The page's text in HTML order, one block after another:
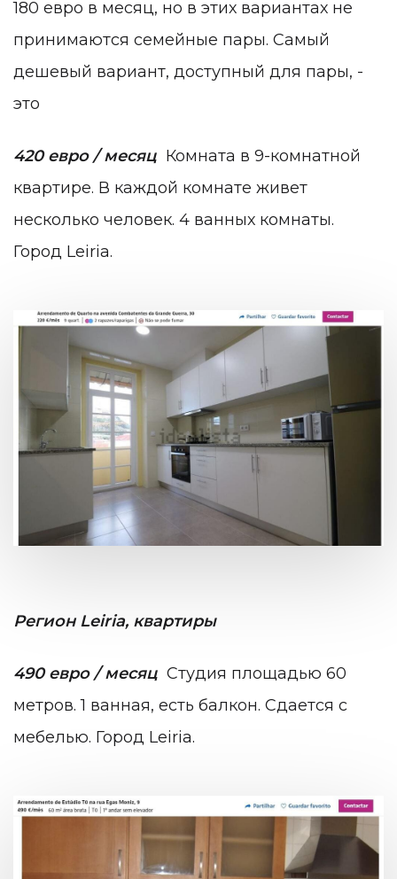
180 евро в месяц, но в этих вариантах не
принимаются семейные пары. Самый
дешевый вариант, доступный для пары, -
это
420 евро / месяц Комната в 9-комнатной
квартире. В каждой комнате живет
несколько человек. 4 ванных комнаты.
Город Leiria.
Регион Leiria, квартиры
490 евро / месяц Студия площадью 60
метров. 1 ванная, есть балкон. Сдается с
мебелью. Город Leiria.